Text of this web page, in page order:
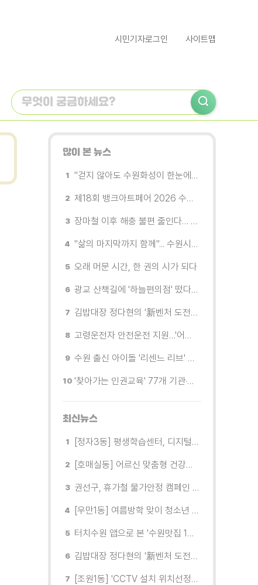
시민기자로그인 사이트맵
많이 본 뉴스
"걷지 않아도 수원화성이 한눈에"…무장애 관광버스 '수원행차' 타보니
제18회 뱅크아트페어 2026 수원 개막, '나도 그림을 소유한다'
장마철 이후 해충 불편 줄인다… 영통구보건소, 신동수변공원·원천리천 집중 방제
"삶의 마지막까지 함께"... 수원시 8개 기관, 어르신 돌봄의 손을 맞잡다
오래 머문 시간, 한 권의 시가 되다
광교 산책길에 '하늘편의점' 떴다… 드론배송 시연
김밥대장 정다현의 '新벤처 도전이야기'
고령운전자 안전운전 지원…'어르신 운전중' 표지 무료 배부
수원 출신 아이돌 '리센느 리브' 추천! 직접 따라가 본 수원 필수 코스
'찾아가는 인권교육' 77개 기관·단체 방문해 맞춤형 인권교육 진행
최신뉴스
[정자3동] 평생학습센터, 디지털 생활문해교실 개강
[호매실동] 어르신 맞춤형 건강특화사업 「은빛반짝 실버종이공방」 운영
권선구, 휴가철 물가안정 캠페인 전개
[우만1동] 여름방학 맞이 청소년 유해환경 캠페인 실시
터치수원 앱으로 본 '수원맛집 100선'... 장안구 맛집을 찾다
김밥대장 정다현의 '新벤처 도전이야기'
[조원1동] 'CCTV 설치 위치선정협의회' 회의 개최